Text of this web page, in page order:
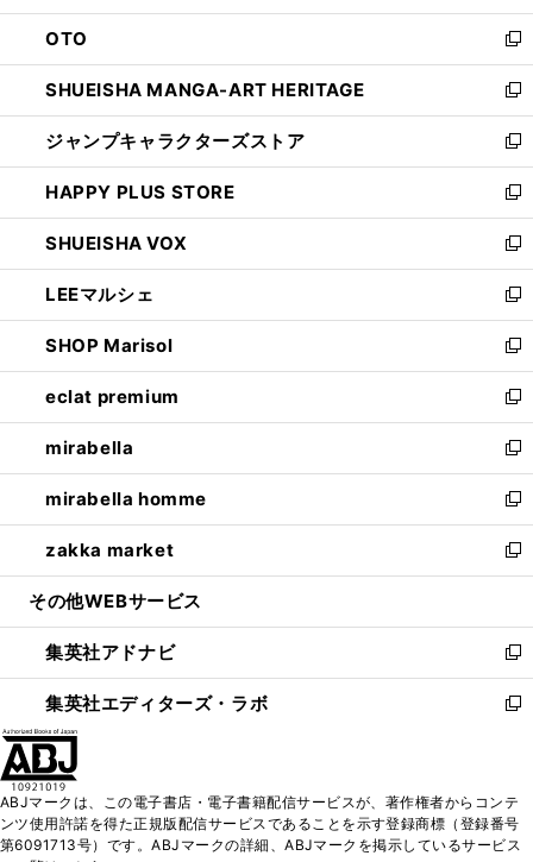
ウ
で
開
く
ン
ド
ウ
で
開
く
OTO
新
し
い
ウ
ィ
ン
ド
ウ
で
開
く
SHUEISHA MANGA-ART HERITAGE
新
し
い
ウ
ィ
ン
ド
ウ
で
開
く
ジャンプキャラクターズストア
新
し
い
ウ
ィ
ン
ド
ウ
で
開
く
HAPPY PLUS STORE
新
し
い
ウ
ィ
ン
ド
ウ
で
開
く
SHUEISHA VOX
新
し
い
ウ
ィ
ン
ド
ウ
で
開
く
LEEマルシェ
新
し
い
ウ
ィ
ン
ド
ウ
で
開
く
SHOP Marisol
新
し
い
ウ
ィ
ン
ド
ウ
で
開
eclat premium
新
し
い
ウ
ィ
ン
ド
ウ
開
く
mirabella
新
し
い
ウ
ィ
ン
ウ
で
開
く
mirabella homme
新
し
い
ウ
ン
ド
ウ
で
zakka market
新
し
ウ
ィ
ン
ド
く
その他WEBサービス
集英社アドナビ
新
し
い
ド
ウ
で
集英社エディターズ・ラボ
新
ィ
ン
ABJマークは、この電子書店・電子書籍配信サービスが、著作権者からコンテ
ンツ使用許諾を得た正規版配信サービスであることを示す登録商標（登録番号
第6091713号）です。ABJマークの詳細、ABJマークを掲示しているサービス